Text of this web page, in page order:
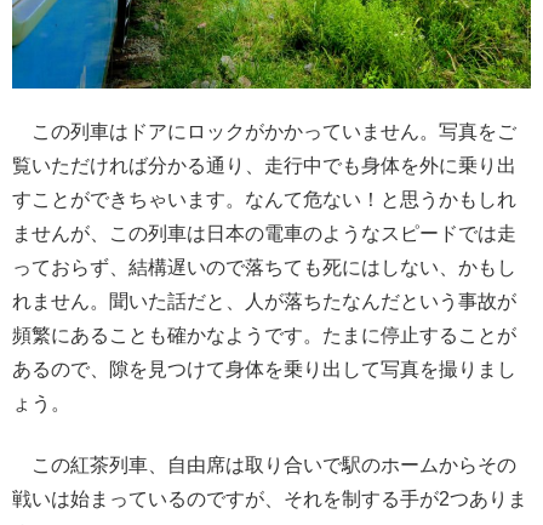
この列車はドアにロックがかかっていません。写真をご
覧いただければ分かる通り、走行中でも身体を外に乗り出
すことができちゃいます。なんて危ない！と思うかもしれ
ませんが、この列車は日本の電車のようなスピードでは走
っておらず、結構遅いので落ちても死にはしない、かもし
れません。聞いた話だと、人が落ちたなんだという事故が
頻繁にあることも確かなようです。たまに停止することが
あるので、隙を見つけて身体を乗り出して写真を撮りまし
ょう。
この紅茶列車、自由席は取り合いで駅のホームからその
戦いは始まっているのですが、それを制する手が2つありま